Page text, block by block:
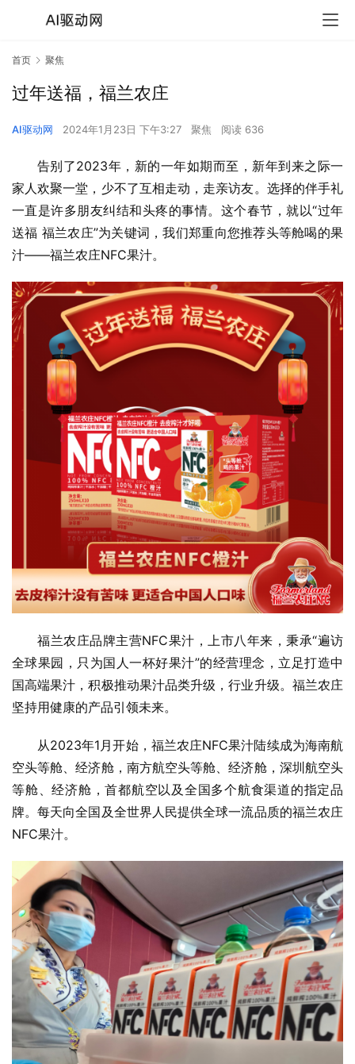
首页 聚焦
过年送福，福兰农庄
AI驱动网 2024年1月23日 下午3:27 聚焦 阅读 636
告别了2023年，新的一年如期而至，新年到来之际一
家人欢聚一堂，少不了互相走动，走亲访友。选择的伴手礼
一直是许多朋友纠结和头疼的事情。这个春节，就以“过年
送福 福兰农庄”为关键词，我们郑重向您推荐头等舱喝的果
汁——福兰农庄NFC果汁。
福兰农庄品牌主营NFC果汁，上市八年来，秉承“遍访
全球果园，只为国人一杯好果汁”的经营理念，立足打造中
国高端果汁，积极推动果汁品类升级，行业升级。福兰农庄
坚持用健康的产品引领未来。
从2023年1月开始，福兰农庄NFC果汁陆续成为海南航
空头等舱、经济舱，南方航空头等舱、经济舱，深圳航空头
等舱、经济舱，首都航空以及全国多个航食渠道的指定品
牌。每天向全国及全世界人民提供全球一流品质的福兰农庄
NFC果汁。